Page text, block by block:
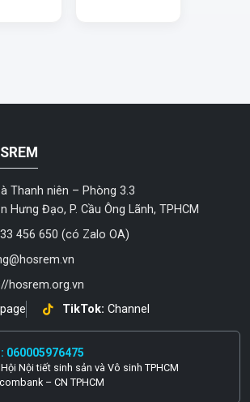
Thanh niên – Phòng 3.3
Hưng Đạo, P. Cầu Ông Lãnh, TPHCM
456 650 (có Zalo OA)
hosrem.org.vn
TikTok: Channel
060005976475
Nội tiết sinh sản và Vô sinh TPHCM
– CN TPHCM